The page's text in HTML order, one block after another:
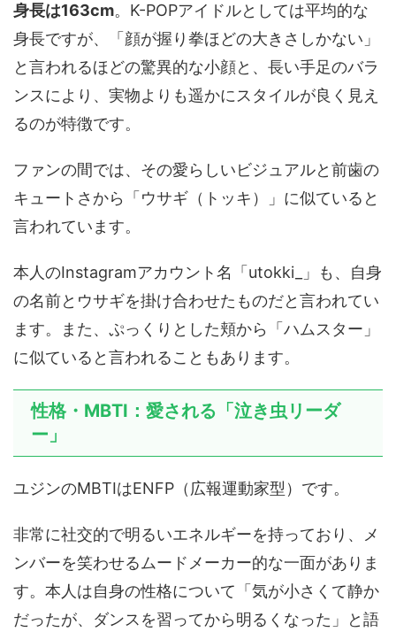
身長は163cm。K-POPアイドルとしては平均的な
身長ですが、「顔が握り拳ほどの大きさしかない」
と言われるほどの驚異的な小顔と、長い手足のバラ
ンスにより、実物よりも遥かにスタイルが良く見え
るのが特徴です。
ファンの間では、その愛らしいビジュアルと前歯の
キュートさから「ウサギ（トッキ）」に似ていると
言われています。
本人のInstagramアカウント名「utokki_」も、自身
の名前とウサギを掛け合わせたものだと言われてい
ます。また、ぷっくりとした頬から「ハムスター」
に似ていると言われることもあります。
性格・MBTI：愛される「泣き虫リーダ
ー」
ユジンのMBTIはENFP（広報運動家型）です。
非常に社交的で明るいエネルギーを持っており、メ
ンバーを笑わせるムードメーカー的な一面がありま
す。本人は自身の性格について「気が小さくて静か
だったが、ダンスを習ってから明るくなった」と語